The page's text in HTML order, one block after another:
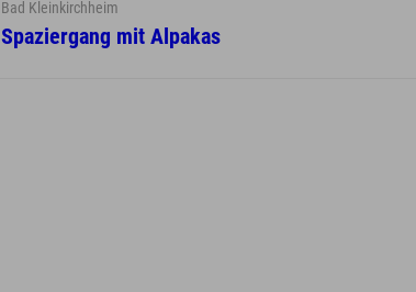
Bad Kleinkirchheim
Spaziergang mit Alpakas